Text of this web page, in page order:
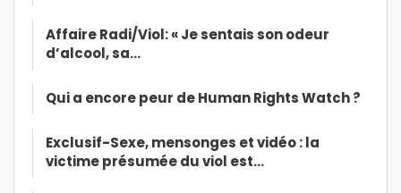
Affaire Radi/Viol: « Je sentais son odeur
d’alcool, sa…
Qui a encore peur de Human Rights Watch ?
Exclusif-Sexe, mensonges et vidéo : la
victime présumée du viol est…